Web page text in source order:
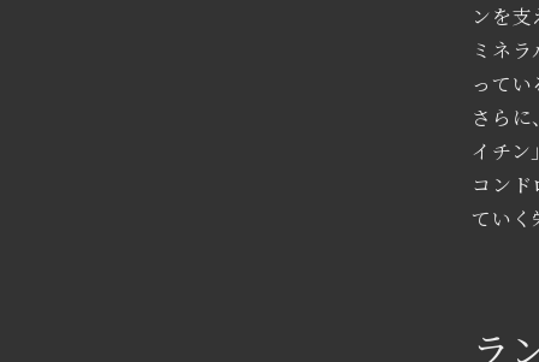
ンを
ミネ
って
さら
イチン
コン
てい
ラ